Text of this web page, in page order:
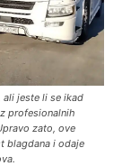
jeste li se ikad
profesionalnih
zato, ove
blagdana i odaje